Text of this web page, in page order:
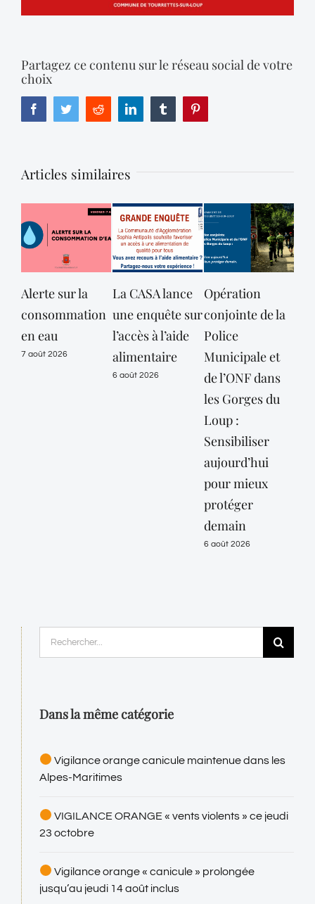
Partagez ce contenu sur le réseau social de votre
choix
FacebookTwitterReddit LinkedIn Tumblr
Articles similaires
Alerte sur la
consommation
en eau
7 août 2026
La CASA lance
une enquête sur
l’accès à l’aide
alimentaire
6 août 2026
Opération
conjointe de la
Police
Municipale et
de l’ONF dans
les Gorges du
Loup :
Sensibiliser
aujourd’hui
pour mieux
protéger
demain
6 août 2026
Dans la même catégorie
Vigilance orange canicule maintenue dans les
Alpes-Maritimes
VIGILANCE ORANGE « vents violents » ce jeudi
23 octobre
Vigilance orange « canicule » prolongée
jusqu’au jeudi 14 août inclus